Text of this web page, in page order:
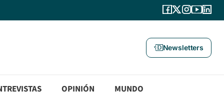
Newsletters
OPINIÓN MUNDO